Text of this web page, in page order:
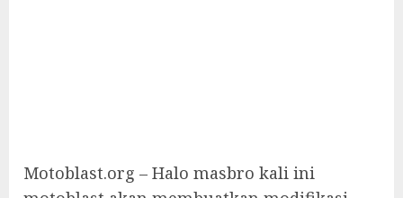
Motoblast.org – Halo masbro kali ini